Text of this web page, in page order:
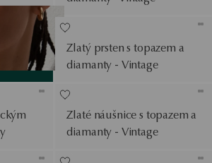
Zlatý prsten s topazem a
diamanty - Vintage
Zlaté náušnice s topazem a
diamanty - Vintage